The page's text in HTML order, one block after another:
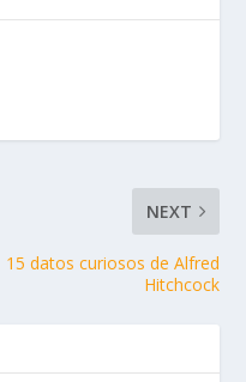
NEXT
15 datos curiosos de Alfred
Hitchcock